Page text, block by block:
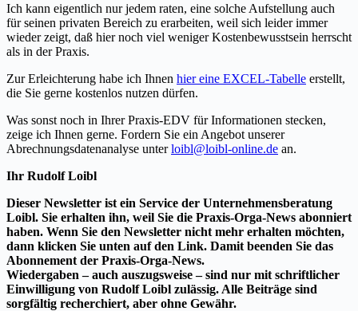
Ich kann eigentlich nur jedem raten, eine solche Aufstellung auch
für seinen privaten Bereich zu erarbeiten, weil sich leider immer
wieder zeigt, daß hier noch viel weniger Kostenbewusstsein herrscht
als in der Praxis.
Zur Erleichterung habe ich Ihnen hier eine EXCEL-Tabelle erstellt,
die Sie gerne kostenlos nutzen dürfen.
Was sonst noch in Ihrer Praxis-EDV für Informationen stecken,
zeige ich Ihnen gerne. Fordern Sie ein Angebot unserer
Abrechnungsdatenanalyse unterloibl@loibl-online.de an.
Ihr Rudolf Loibl
Dieser Newsletter ist ein Service der Unternehmensberatung
Loibl. Sie erhalten ihn, weil Sie die Praxis-Orga-News abonniert
haben. Wenn Sie den Newsletter nicht mehr erhalten möchten,
dann klicken Sie unten auf den Link. Damit beenden Sie das
Abonnement der Praxis-Orga-News.
Wiedergaben – auch auszugsweise – sind nur mit schriftlicher
Einwilligung von Rudolf Loibl zulässig. Alle Beiträge sind
sorgfältig recherchiert, aber ohne Gewähr.